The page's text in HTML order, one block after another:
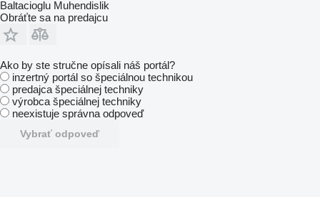
Baltacioglu Muhendislik
Obráťte sa na predajcu
Ako by ste stručne opísali náš portál?
inzertný portál so špeciálnou technikou
predajca špeciálnej techniky
výrobca špeciálnej techniky
neexistuje správna odpoveď
Vybrať odpoveď